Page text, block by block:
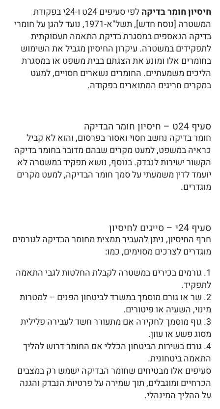
חיסיון חומר בדיקה
לפי סעיפים 24ט ו-24י בפקודת
המשטרה [נוסח חדש], תשל"א-1971, נועד להגן על חומרי
בדיקה הנאספים במסגרת בדיקת התאמה תעסוקתית
לתפקידים במשטרה. עיקרון החיסיון מגביל את השימוש
בחומרים אלו ומונע את הצגתם בבית משפט או במסגרת
הליכים משמעתיים. החומרים נשארים חסויים, למעט
במקרים חריגים המתוארים בפקודה.
סעיף 24ט – חיסיון חומר הבדיקה
חומר בדיקה נחשב חסוי ואסור בפרסום, והוא לא קביל
כראיה במשפט, למעט מקרים שבהם מדובר בחומר בדיקה
הקשור ישירות לנבדק. בנוסף, נושא תפקיד במשטרה לא
יועמד לדין משמעתי על סמך חומר הבדיקה, למעט מקרים
מוגדרים.
סעיף 24י – סייגים לחיסיון
חרף החיסיון, ניתן להעביר תמצית מחומר הבדיקה לגורמים
מוגדרים לצרכים מסוימים, כמו:
גורמים בכירים במשטרה לקבלת החלטות לגבי התאמה
לתפקיד.
שר או גורם מוסמך במשרד לביטחון הפנים – למטרות
מינוי, השעיה או פיטורים.
גוף מוסמך לחקירה אם מתעורר חשד לעבירה פלילית
מסוג פשע או עוון.
גורם בשירות הביטחון הכללי אם החומר דרוש להליך
התאמה ביטחונית.
סעיפים אלו מבטיחים שחומר הבדיקה ישמש רק במצבים
הכרחיים ומוגבלים, תוך שמירה על פרטיות הנבדק והגנה
על ההליך המינהלי.